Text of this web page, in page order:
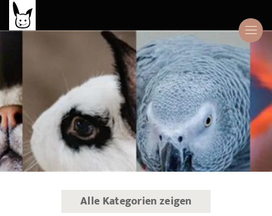
Alle Kategorien zeigen